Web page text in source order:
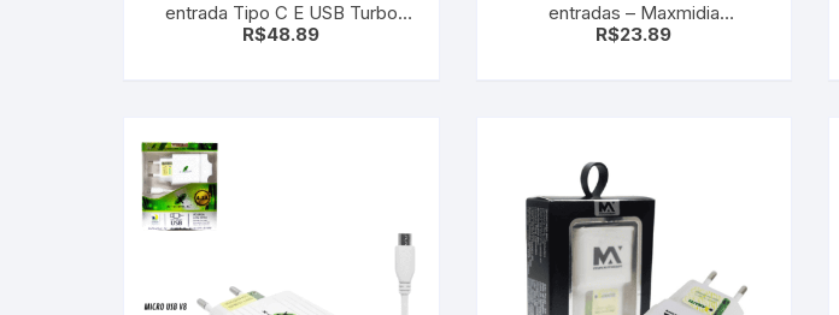
entrada Tipo C E USB Turbo
5.1a Lelong Le-283
R$48.89
entradas – Maxmidia
Carregador de Cinzeiro
R$23.89